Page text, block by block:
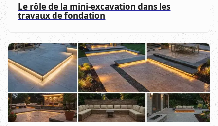
Le rôle de la mini-excavation dans les
travaux de fondation